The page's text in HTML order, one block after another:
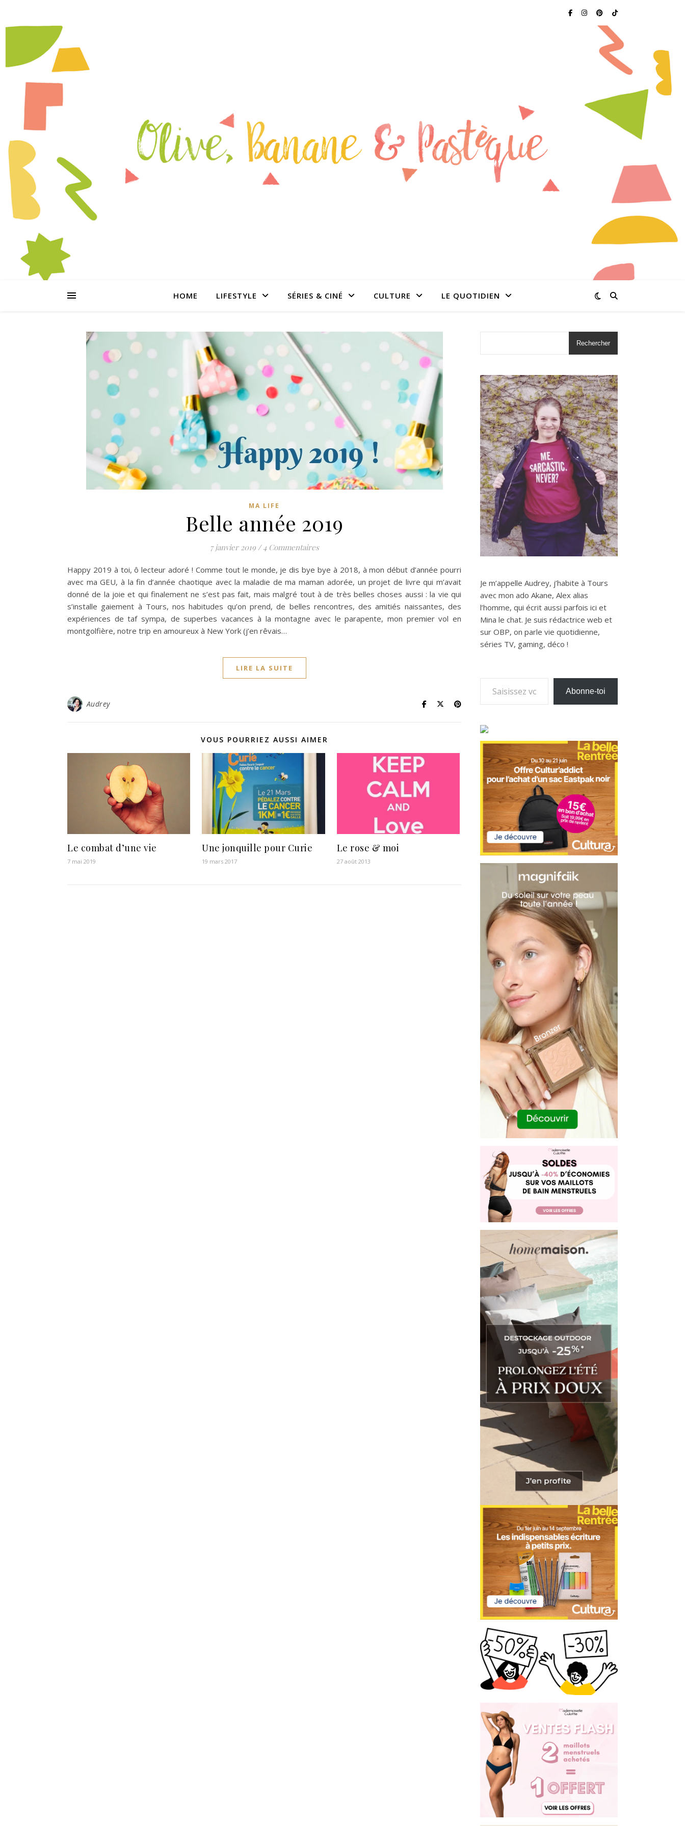
HOME LIFESTYLE SÉRIES & CINÉ CULTURE LE QUOTIDIEN
MA LIFE
Belle année 2019
7 janvier 2019 / 4 Commentaires
Happy 2019 à toi, ô lecteur adoré ! Comme tout le monde, je dis bye bye à 2018, à mon début d’année pourri
avec ma GEU, à la fin d’année chaotique avec la maladie de ma maman adorée, un projet de livre qui m’avait
donné de la joie et qui finalement ne s’est pas fait, mais malgré tout à de très belles choses aussi : la vie qui
s’installe gaiement à Tours, nos habitudes qu’on prend, de belles rencontres, des amitiés naissantes, des
expériences de taf sympa, de superbes vacances à la montagne avec le parapente, mon premier vol en
montgolfière, notre trip en amoureux à New York (j’en rêvais…
LIRE LA SUITE
Audrey
VOUS POURRIEZ AUSSI AIMER
Le combat d’une vie
7 mai 2019
Une jonquille pour Curie
19 mars 2017
Le rose & moi
27 août 2013
Rechercher
Je m’appelle Audrey, j’habite à Tours
avec mon ado Akane, Alex alias
l’homme, qui écrit aussi parfois ici et
Mina le chat. Je suis rédactrice web et
sur OBP, on parle vie quotidienne,
séries TV, gaming, déco !
Saisissez votre adresse e-mail…
Abonne-toi